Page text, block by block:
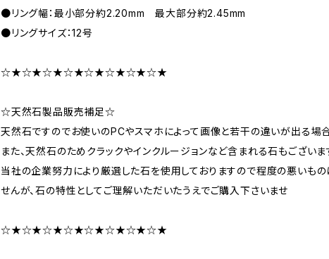
●リング幅：最小部分約2.20mm 最大部分約2.45mm
●リングサイズ：12号
☆★☆★☆★☆★☆★☆★☆★☆★
☆天然石製品販売補足☆
天然石ですのでお使いのPCやスマホによって画像と若干の違いが出る場
また、天然石のためクラックやインクルージョンなど含まれる石もございま
当社の企業努力により厳選した石を使用しておりますので程度の悪いもの
せんが、石の特性としてご理解いただいたうえでご購入下さいませ
☆★☆★☆★☆★☆★☆★☆★☆★